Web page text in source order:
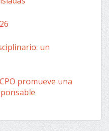
un
promueve una